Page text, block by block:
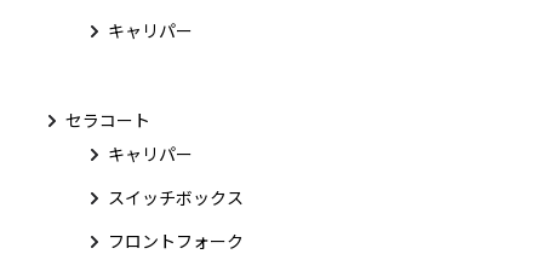
キャリパー
セラコート
キャリパー
スイッチボックス
フロントフォーク